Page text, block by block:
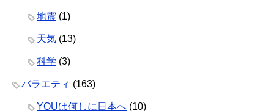
地震 (1)
天気 (13)
科学 (3)
バラエティ (163)
YOUは何しに日本へ (10)